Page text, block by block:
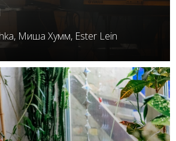
Миша Хумм, Ester Lein